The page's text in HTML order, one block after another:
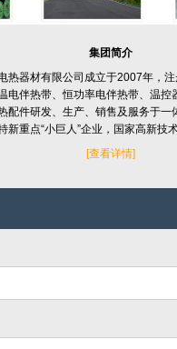
集团简介
热器材有限公司成立于2007年，注
电伴热带、恒功率电伴热带、温控
配件研发、生产、销售及服务于一
新重点“小巨人”企业，国家高新技
[查看详情]